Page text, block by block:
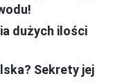
dużych ilości
Sekrety jej